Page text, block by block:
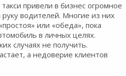
привели в бизнес огромное
водителей. Многие из них
или «обеда», пока
в личных целях.
случаях не получить.
а недоверие клиентов